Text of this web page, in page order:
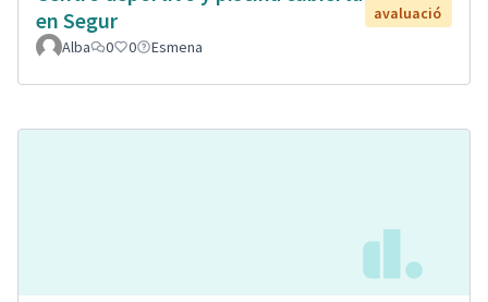
en Segur
avaluació
Alba
0 0 Esmena